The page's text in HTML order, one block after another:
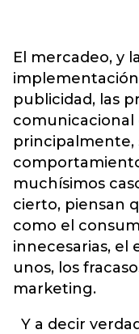
El mercadeo, y
publicidad, las
comunicacional
principalmente,
muchísimos
cierto, piensan
como el
innecesarias, el
unos, los
marketing.
Y a decir